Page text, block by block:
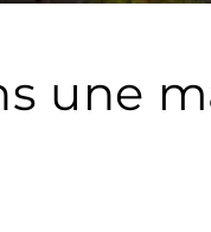
une